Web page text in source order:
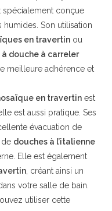
spécialement conçue
Son utilisation
en travertin ou
à douche à carreler
meilleure adhérence et
en travertin est
est aussi pratique. Ses
évacuation de
de douches à l’italienne
Elle est également
, créant ainsi un
votre salle de bain.
utiliser cette